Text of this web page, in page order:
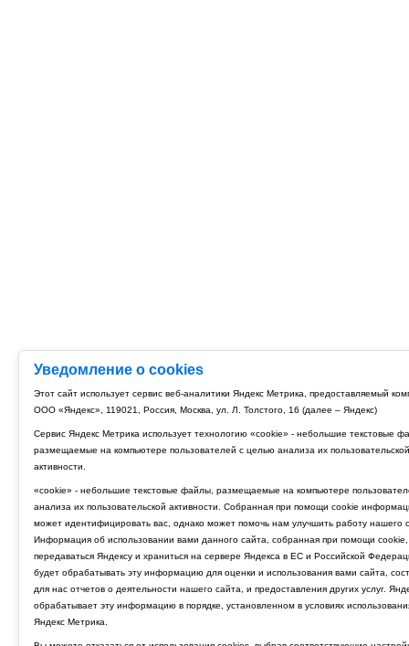
Уведомление о cookies
Этот сайт использует сервис веб-аналитики Яндекс Метрика, предоставляемый
ООО «Яндекс», 119021, Россия, Москва, ул. Л. Толстого, 16 (далее – Яндекс)
Сервис Яндекс Метрика использует технологию «cookie» - небольшие текстовые
размещаемые на компьютере пользователей с целью анализа их пользовательской
активности.
«cookie» - небольшие текстовые файлы, размещаемые на компьютере
анализа их пользовательской активности. Собранная при помощи cookie
может идентифицировать вас, однако может помочь нам улучшить работу нашего
Информация об использовании вами данного сайта, собранная при помощи cookie,
передаваться Яндексу и храниться на сервере Яндекса в ЕС и Российской
будет обрабатывать эту информацию для оценки и использования вами сайта,
для нас отчетов о деятельности нашего сайта, и предоставления других услуг.
обрабатывает эту информацию в порядке, установленном в условиях
Яндекс Метрика.